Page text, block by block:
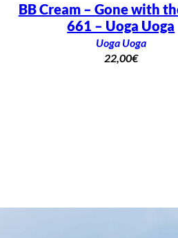
BB Cream – Gone with
661 – Uoga Uoga
Uoga Uoga
22,00€